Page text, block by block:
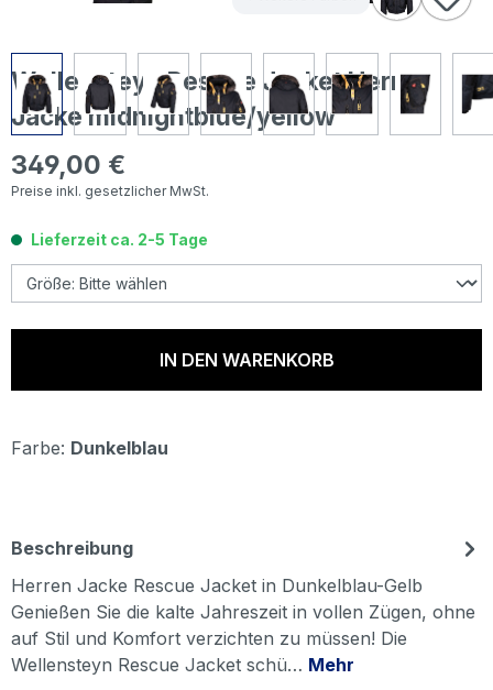
Wellensteyn Rescue Jacket Herren
Jacke midnightblue/yellow
Regulärer Preis:
349,00 €
Preise inkl. gesetzlicher MwSt.
Lieferzeit ca. 2-5 Tage
IN DEN WARENKORB
Farbe: Dunkelblau
Beschreibung
Herren Jacke Rescue Jacket in Dunkelblau-Gelb
Genießen Sie die kalte Jahreszeit in vollen Zügen, ohne
auf Stil und Komfort verzichten zu müssen! Die
Wellensteyn Rescue Jacket schü… Mehr